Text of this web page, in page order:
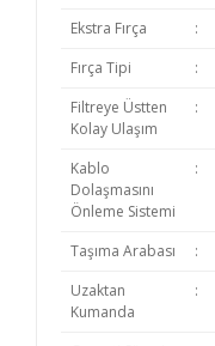
Ekstra Fırça :
Fırça Tipi
:
Filtreye Üstten
Kolay Ulaşım
:
Kablo
Dolaşmasını
Önleme Sistemi
:
Taşıma Arabası :
Uzaktan
Kumanda
: